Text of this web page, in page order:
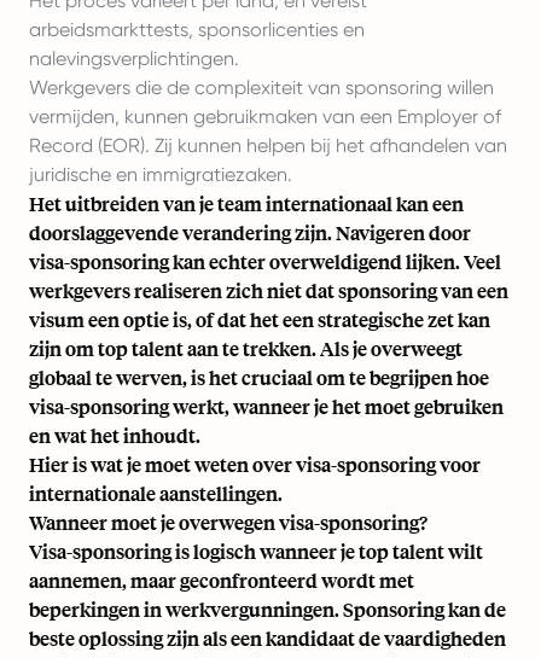
arbeidsmarkttests, sponsorlicenties en
nalevingsverplichtingen.
Werkgevers die de complexiteit van sponsoring willen
vermijden, kunnen gebruikmaken van een Employer of
Record (EOR). Zij kunnen helpen bij het afhandelen van
juridische en immigratiezaken.
Het uitbreiden van je team internationaal kan een
doorslaggevende verandering zijn. Navigeren door
visa-sponsoring kan echter overweldigend lijken. Veel
werkgevers realiseren zich niet dat sponsoring van een
visum een optie is, of dat het een strategische zet kan
zijn om top talent aan te trekken. Als je overweegt
globaal te werven, is het cruciaal om te begrijpen hoe
visa-sponsoring werkt, wanneer je het moet gebruiken
en wat het inhoudt.
Hier is wat je moet weten over visa-sponsoring voor
internationale aanstellingen.
Wanneer moet je overwegen visa-sponsoring?
Visa-sponsoring is logisch wanneer je top talent wilt
aannemen, maar geconfronteerd wordt met
beperkingen in werkvergunningen. Sponsoring kan de
beste oplossing zijn als een kandidaat de vaardigheden